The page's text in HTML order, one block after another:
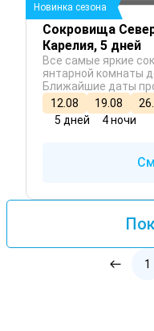
Новинка сезона
Сокровища
Карелия, 5 дней
Все самые яркие
янтарной комнаты
Ближайшие даты
12.08
19.08
5 дней
4 ночи
1